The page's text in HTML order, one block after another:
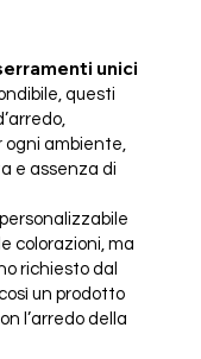
unici
questi
ogni ambiente,
e assenza di
colorazioni, ma
richiesto dal
un prodotto
l’arredo della